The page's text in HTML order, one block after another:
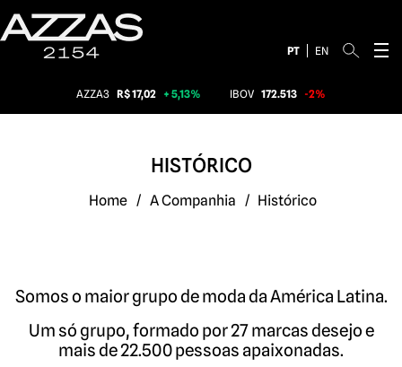
PT EN
AZZA3 R$ 17,02 + 5,13% IBOV 172.513 -2%
HISTÓRICO
Home / A Companhia / Histórico
Somos o maior grupo de moda da América Latina.
Um só grupo, formado por 27 marcas desejo e
mais de 22.500 pessoas apaixonadas.